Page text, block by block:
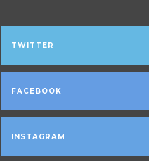
TWITTER
FACEBOOK
INSTAGRAM